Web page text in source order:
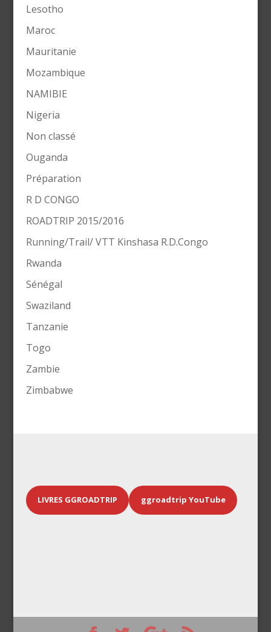
Lesotho
Maroc
Mauritanie
Mozambique
NAMIBIE
Nigeria
Non classé
Ouganda
Préparation
R D CONGO
ROADTRIP 2015/2016
Running/Trail/ VTT Kinshasa R.D.Congo
Rwanda
Sénégal
Swaziland
Tanzanie
Togo
Zambie
Zimbabwe
LIVRES GGROADTRIP ggroadtrip YouTube